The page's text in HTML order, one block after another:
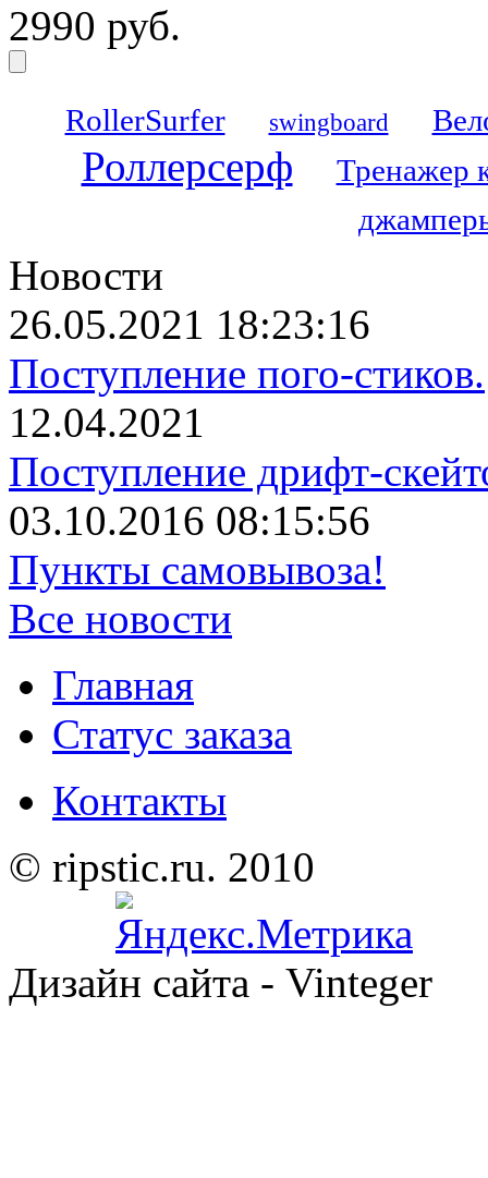
2990 руб.
RollerSurfer swingboard
Роллерсерф
Тренажер
Новости
26.05.2021 18:23:16
Поступление пого-стиков.
12.04.2021
Поступление дрифт-
03.10.2016 08:15:56
Пункты самовывоза!
Все новости
Главная
Статус заказа
Контакты
© ripstic.ru. 2010
Дизайн сайта - Vinteger